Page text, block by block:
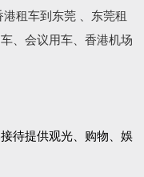
租车到东莞 、东莞租
、会议用车、香港机场
待提供观光、购物、娛